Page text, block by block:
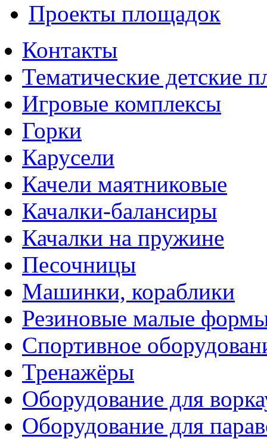
Проекты площадок
Контакты
Тематические детские
Игровые комплексы
Горки
Карусели
Качели маятниковые
Качалки-балансиры
Качалки на пружине
Песочницы
Машинки, кораблики
Резиновые малые
Спортивное
Тренажёры
Оборудование для
Оборудование для